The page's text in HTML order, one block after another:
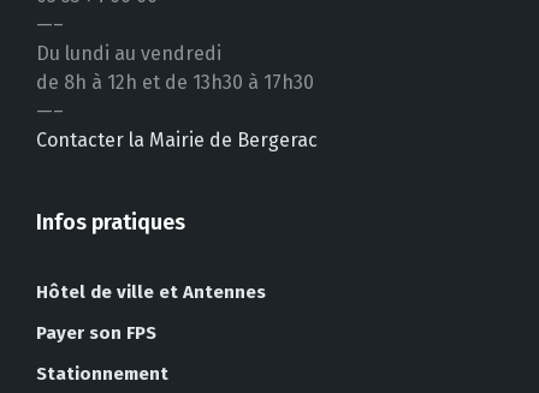
—–
Du lundi au vendredi
de 8h à 12h et de 13h30 à 17h30
—–
Contacter la Mairie de Bergerac
Infos pratiques
Hôtel de ville et Antennes
Payer son FPS
Stationnement